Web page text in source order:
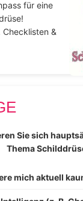
für eine
Checklisten &
Sie sich
Thema
mich aktuell